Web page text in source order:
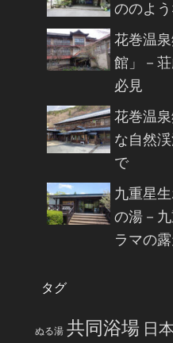
ののよ
花巻温
館」－
必見
花巻温
な自然
で
九重星
の湯－
ラマの
タグ
ぬる湯 共同浴場 日